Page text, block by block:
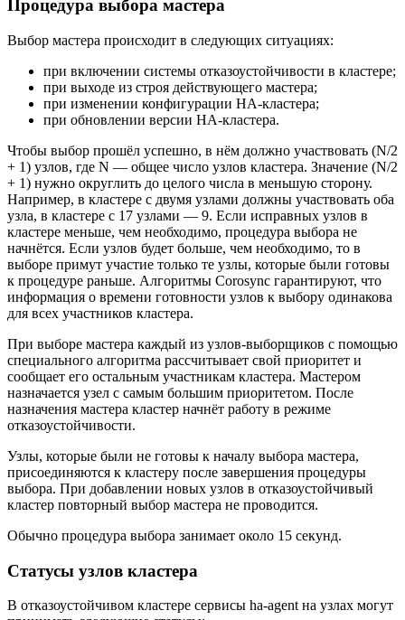
Процедура выбора мастера
Выбор мастера происходит в следующих ситуациях:
при включении системы отказоустойчивости в кластере;
при выходе из строя действующего мастера;
при изменении конфигурации HA-кластера;
при обновлении версии HA-кластера.
Чтобы выбор прошёл успешно, в нём должно участвовать (N/2
+ 1) узлов, где N — общее число узлов кластера. Значение (N/2
+ 1) нужно округлить до целого числа в меньшую сторону.
Например, в кластере с двумя узлами должны участвовать оба
узла, в кластере с 17 узлами — 9. Если исправных узлов в
кластере меньше, чем необходимо, процедура выбора не
начнётся. Если узлов будет больше, чем необходимо, то в
выборе примут участие только те узлы, которые были готовы
к процедуре раньше. Алгоритмы Corosync гарантируют, что
информация о времени готовности узлов к выбору одинакова
для всех участников кластера.
При выборе мастера каждый из узлов-выборщиков с помощью
специального алгоритма рассчитывает свой приоритет и
сообщает его остальным участникам кластера. Мастером
назначается узел с самым большим приоритетом. После
назначения мастера кластер начнёт работу в режиме
отказоустойчивости.
Узлы, которые были не готовы к началу выбора мастера,
присоединяются к кластеру после завершения процедуры
выбора. При добавлении новых узлов в отказоустойчивый
кластер повторный выбор мастера не проводится.
Обычно процедура выбора занимает около 15 секунд.
Статусы узлов кластера
В отказоустойчивом кластере сервисы ha-agent на узлах могут